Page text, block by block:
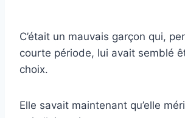
C’était un mauvais garçon qui,
courte période, lui avait semblé
choix.
Elle savait maintenant qu’elle